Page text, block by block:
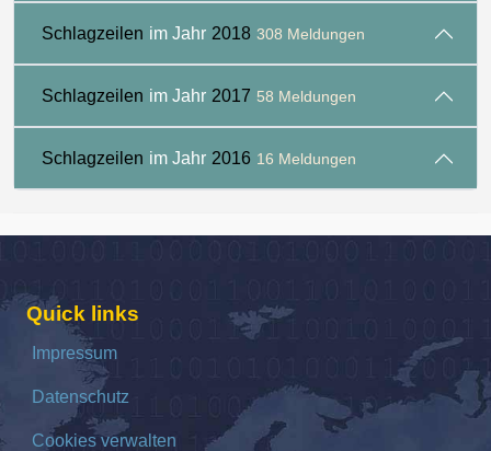
Schlagzeilen im Jahr 2018 308 Meldungen
Schlagzeilen im Jahr 2017 58 Meldungen
Schlagzeilen im Jahr 2016 16 Meldungen
Quick links
Impressum
Datenschutz
Cookies verwalten